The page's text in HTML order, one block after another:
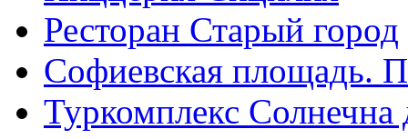
Ресторан Старый город
Софиевская площадь.
Туркомплекс Солнечна